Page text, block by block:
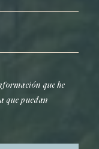
que he
que puedan